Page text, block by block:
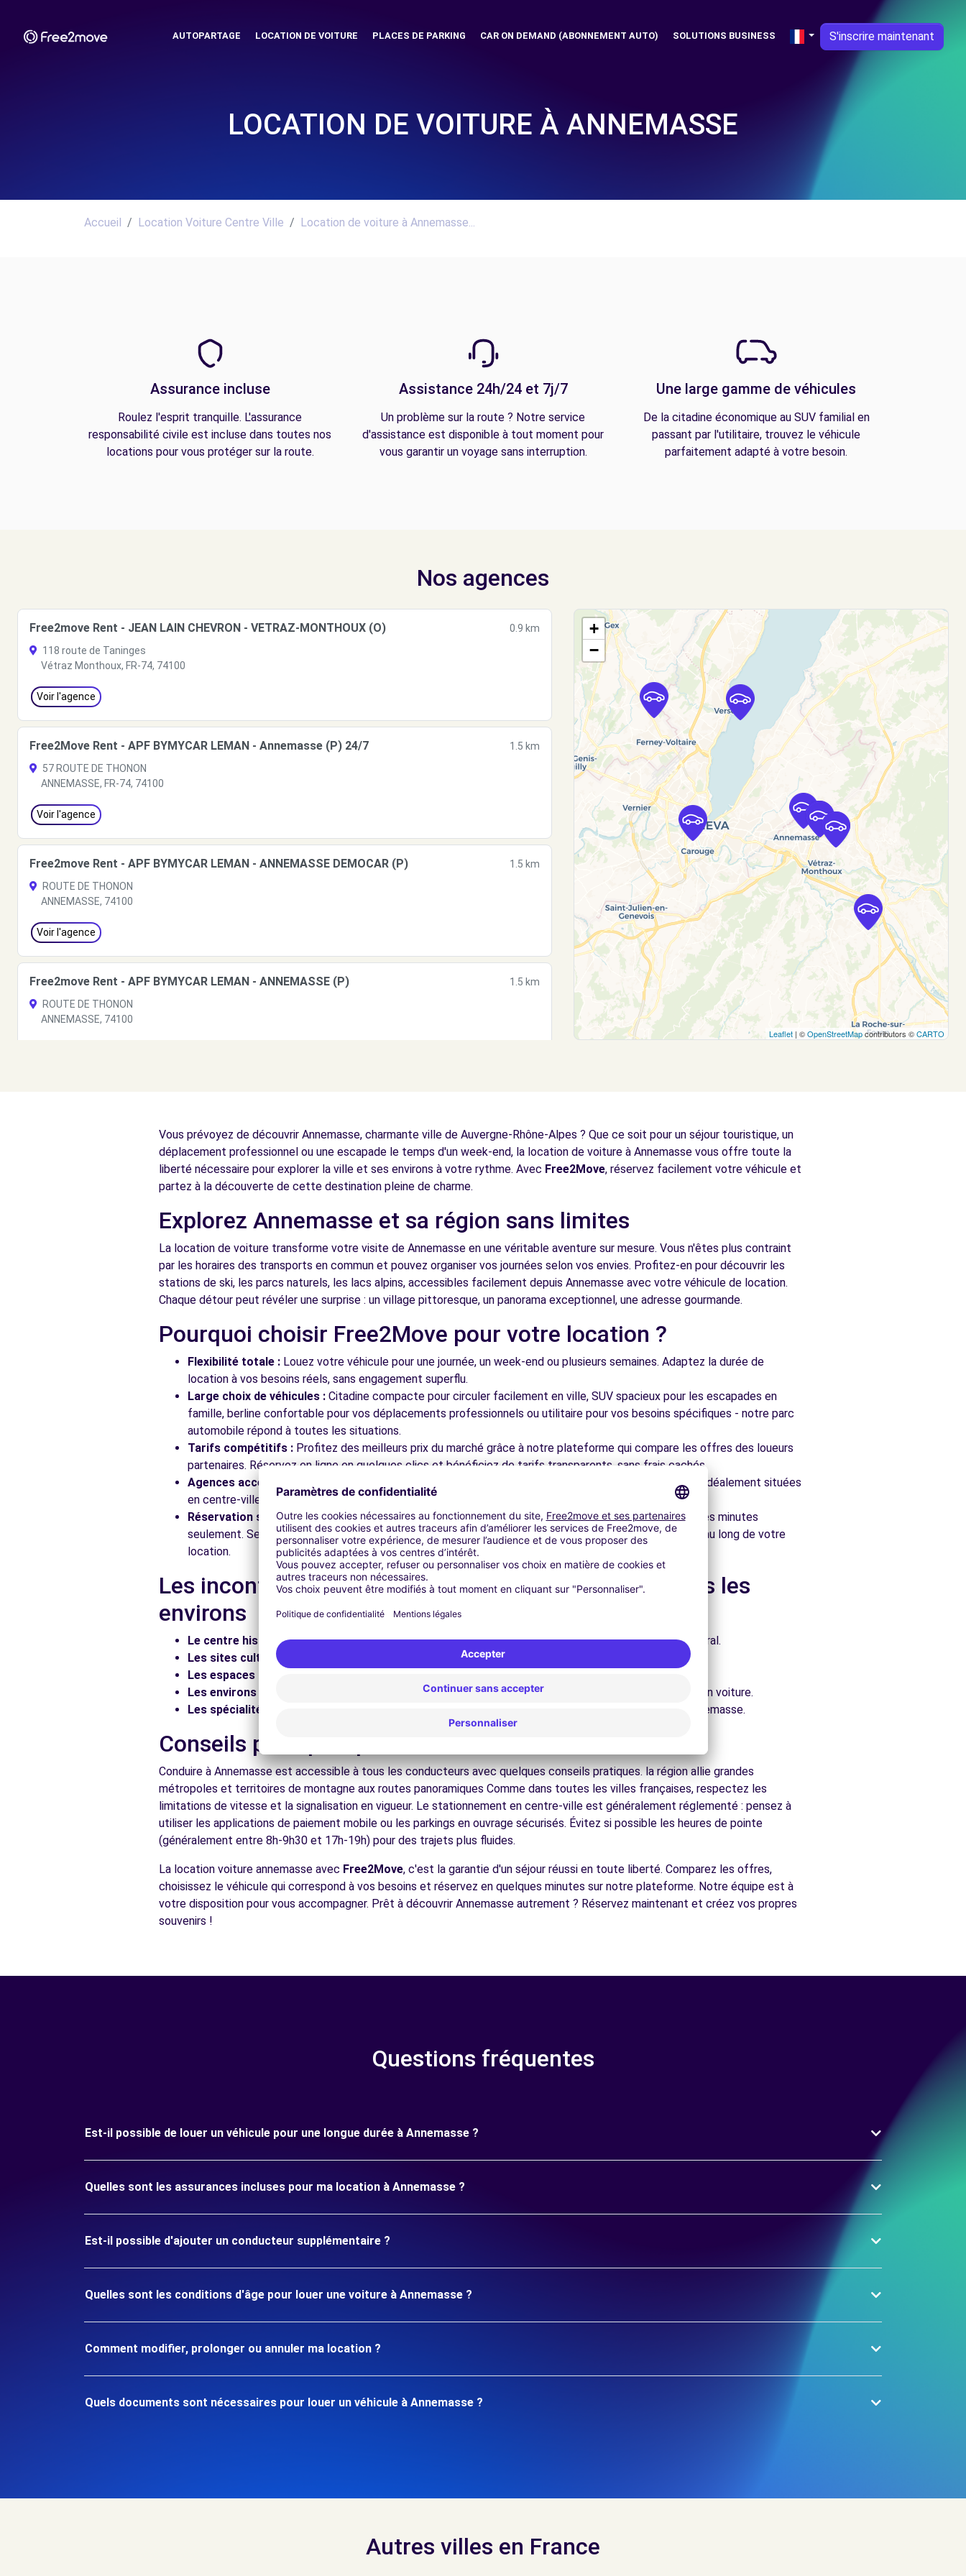
AUTOPARTAGE LOCATION DE VOITURE PLACES DE PARKING CAR ON DEMAND (ABONNEMENT AUTO) SOLUTIONS BUSINESS S'inscrire maintenant
LOCATION DE VOITURE À ANNEMASSE
Accueil Location Voiture Centre Ville Location de voiture à Annemasse...
Assurance incluse
Roulez l'esprit tranquille. L'assurance
responsabilité civile est incluse dans toutes nos
locations pour vous protéger sur la route.
Assistance 24h/24 et 7j/7
Un problème sur la route ? Notre service
d'assistance est disponible à tout moment pour
vous garantir un voyage sans interruption.
Une large gamme de véhicules
De la citadine économique au SUV familial en
passant par l'utilitaire, trouvez le véhicule
parfaitement adapté à votre besoin.
Nos agences
Free2move Rent - JEAN LAIN CHEVRON - VETRAZ-MONTHOUX (O)
0.9 km
118 route de Taninges
Vétraz Monthoux, FR-74, 74100
Voir l'agence
Free2Move Rent - APF BYMYCAR LEMAN - Annemasse (P) 24/7
1.5 km
57 ROUTE DE THONON
ANNEMASSE, FR-74, 74100
Voir l'agence
Free2move Rent - APF BYMYCAR LEMAN - ANNEMASSE DEMOCAR (P)
1.5 km
ROUTE DE THONON
ANNEMASSE, 74100
Voir l'agence
Free2move Rent - APF BYMYCAR LEMAN - ANNEMASSE (P)
1.5 km
ROUTE DE THONON
ANNEMASSE, 74100
VETRAZ-MONTHOUX, 74100
Free2Move Rent - JEAN LAIN CHEVRON - VETRAZ-MONTHOUX (D)
2.8 km
VETRAZ-MONTHOUX, 74100
7.8 km
Free2Move Rent - GARAGE MORESE - REIGNIER-ESERY (C)
8.3 km
Free2move Rent - DS STORE NANCY - LESMENILS (D)
9.8 km
Free2move Rent - BYMYCAR ORNEX - ORNEX (P)
13.9 km
+
−
Leaflet | ©OpenStreetMapcontributors ©CARTO
Vous prévoyez de découvrir Annemasse, charmante ville de Auvergne-Rhône-Alpes ? Que ce soit pour un séjour touristique, un
déplacement professionnel ou une escapade le temps d'un week-end, la location de voiture à Annemasse vous offre toute la
liberté nécessaire pour explorer la ville et ses environs à votre rythme. Avec Free2Move, réservez facilement votre véhicule et
partez à la découverte de cette destination pleine de charme.
Explorez Annemasse et sa région sans limites
La location de voiture transforme votre visite de Annemasse en une véritable aventure sur mesure. Vous n'êtes plus contraint
par les horaires des transports en commun et pouvez organiser vos journées selon vos envies. Profitez-en pour découvrir les
stations de ski, les parcs naturels, les lacs alpins, accessibles facilement depuis Annemasse avec votre véhicule de location.
Chaque détour peut révéler une surprise : un village pittoresque, un panorama exceptionnel, une adresse gourmande.
Pourquoi choisir Free2Move pour votre location ?
Flexibilité totale : Louez votre véhicule pour une journée, un week-end ou plusieurs semaines. Adaptez la durée de
location à vos besoins réels, sans engagement superflu.
Large choix de véhicules : Citadine compacte pour circuler facilement en ville, SUV spacieux pour les escapades en
famille, berline confortable pour vos déplacements professionnels ou utilitaire pour vos besoins spécifiques - notre parc
automobile répond à toutes les situations.
Tarifs compétitifs : Profitez des meilleurs prix du marché grâce à notre plateforme qui compare les offres des loueurs
partenaires. Réservez en ligne en quelques clics et bénéficiez de tarifs transparents, sans frais cachés.
Agences accessibles :
Récupérez votre véhicule dans l'une de nos nombreuses agences partenaires, idéalement situées
en centre-ville, en gare ou près des aéroports pour faciliter le démarrage de votre séjour.
Réservation simplifiée :Notre plateforme intuitive vous permet de réserver votre véhicule en quelques minutes
seulement. Service client disponible pour répondre à toutes vos questions et vous accompagner tout au long de votre
location.
Les incontournables à découvrir à Annemasse et dans les
environs
Le centre historique :Flânez dans les ruelles du cœur de ville et découvrez son patrimoine architectural.
Les sites culturels :
Visitez les musées et monuments qui font la richesse de Annemasse.
Les espaces naturels :
Les environs :
Explorez les stations de ski, les parcs naturels, les lacs alpins, facilement accessibles en voiture.
Les spécialités locales :
Découvrez la gastronomie régionale dans les restaurants et marchés de Annemasse.
Conseils pratiques pour conduire à Annemasse
Conduire à Annemasse est accessible à tous les conducteurs avec quelques conseils pratiques. la région allie grandes
métropoles et territoires de montagne aux routes panoramiques Comme dans toutes les villes françaises, respectez les
limitations de vitesse et la signalisation en vigueur. Le stationnement en centre-ville est généralement réglementé : pensez à
utiliser les applications de paiement mobile ou les parkings en ouvrage sécurisés. Évitez si possible les heures de pointe
(généralement entre 8h-9h30 et 17h-19h) pour des trajets plus fluides.
La location voiture annemasse avec Free2Move, c'est la garantie d'un séjour réussi en toute liberté. Comparez les offres,
choisissez le véhicule qui correspond à vos besoins et réservez en quelques minutes sur notre plateforme. Notre équipe est à
votre disposition pour vous accompagner. Prêt à découvrir Annemasse autrement ? Réservez maintenant et créez vos propres
souvenirs !
Questions fréquentes
Est-il possible de louer un véhicule pour une longue durée à Annemasse ?
Quelles sont les assurances incluses pour ma location à Annemasse ?
Est-il possible d'ajouter un conducteur supplémentaire ?
Quelles sont les conditions d'âge pour louer une voiture à Annemasse ?
Comment modifier, prolonger ou annuler ma location ?
Quels documents sont nécessaires pour louer un véhicule à Annemasse ?
Autres villes en France